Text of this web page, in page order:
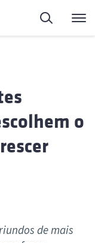
Pesquisa
o
de mais